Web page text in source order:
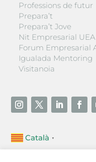
Professions de futur
Prepara’t
Prepara’t Jove
Nit Empresarial UEA
Forum Empresarial
Igualada Mentoring
Visitanoia
Català ▼